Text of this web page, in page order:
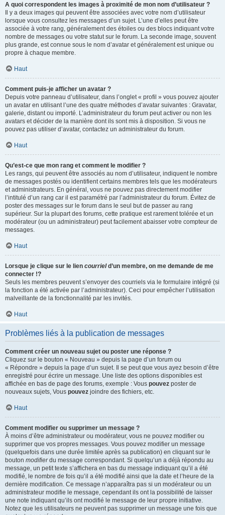
A quoi correspondent les images à proximité de mon nom d’utilisateur ?
Il y a deux images qui peuvent être associées avec votre nom d’utilisateur
lorsque vous consultez les messages d’un sujet. L’une d’elles peut être
associée à votre rang, généralement des étoiles ou des blocs indiquant votre
nombre de messages ou votre statut sur le forum. La seconde image, souvent
plus grande, est connue sous le nom d’avatar et généralement est unique ou
propre à chaque membre.
Haut
Comment puis-je afficher un avatar ?
Depuis votre panneau d’utilisateur, dans l’onglet « profil » vous pouvez ajouter
un avatar en utilisant l’une des quatre méthodes d’avatar suivantes : Gravatar,
galerie, distant ou importé. L’administrateur du forum peut activer ou non les
avatars et décider de la manière dont ils sont mis à disposition. Si vous ne
pouvez pas utiliser d’avatar, contactez un administrateur du forum.
Haut
Qu’est-ce que mon rang et comment le modifier ?
Les rangs, qui peuvent être associés au nom d’utilisateur, indiquent le nombre
de messages postés ou identifient certains membres tels que les modérateurs
et administrateurs. En général, vous ne pouvez pas directement modifier
l’intitulé d’un rang car il est paramétré par l’administrateur du forum. Évitez de
poster des messages sur le forum dans le seul but de passer au rang
supérieur. Sur la plupart des forums, cette pratique est rarement tolérée et un
modérateur (ou un administrateur) peut facilement abaisser votre compteur de
messages.
Haut
Lorsque je clique sur le lien courrield’un membre, on me demande de me
connecter !?
Seuls les membres peuvent s’envoyer des courriels via le formulaire intégré (si
la fonction a été activée par l’administrateur). Ceci pour empêcher l’utilisation
malveillante de la fonctionnalité par les invités.
Haut
Problèmes liés à la publication de messages
Comment créer un nouveau sujet ou poster une réponse ?
Cliquez sur le bouton « Nouveau » depuis la page d’un forum ou
« Répondre » depuis la page d’un sujet. Il se peut que vous ayez besoin d’être
enregistré pour écrire un message. Une liste des options disponibles est
affichée en bas de page des forums, exemple : Vous pouvez poster de
nouveaux sujets, Vous pouvez joindre des fichiers, etc.
Haut
Comment modifier ou supprimer un message ?
À moins d’être administrateur ou modérateur, vous ne pouvez modifier ou
supprimer que vos propres messages. Vous pouvez modifier un message
(quelquefois dans une durée limitée après sa publication) en cliquant sur le
bouton modifierdu message correspondant. Si quelqu’un a déjà répondu au
message, un petit texte s’affichera en bas du message indiquant qu’il a été
modifié, le nombre de fois qu’il a été modifié ainsi que la date et l’heure de la
dernière modification. Ce message n’apparaîtra pas si un modérateur ou un
administrateur modifie le message, cependant ils ont la possibilité de laisser
une note indiquant qu’ils ont modifié le message de leur propre initiative.
Notez que les utilisateurs ne peuvent pas supprimer un message une fois que